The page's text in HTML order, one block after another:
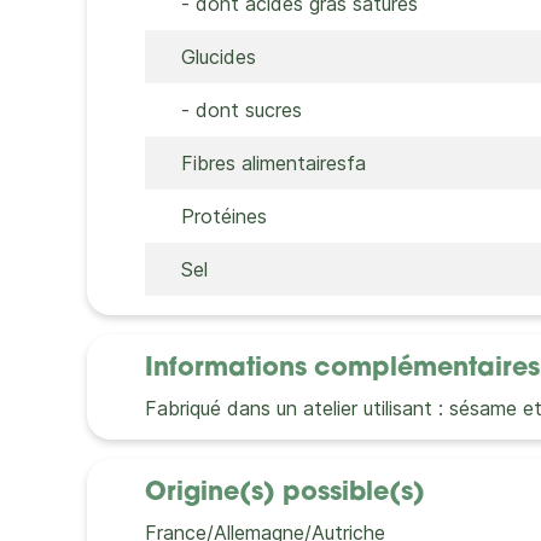
Glucides
- dont sucres
Fibres alimentairesfa
Protéines
Sel
Informations complémentaires
Fabriqué dans un atelier utilisant : sésame
Origine(s) possible(s)
France/Allemagne/Autriche